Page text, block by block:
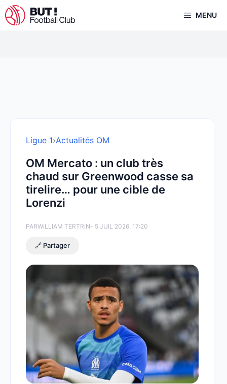
Aller
au
MENU
Ligue 1›Actualités OM
OM Mercato : un club très
chaud sur Greenwood casse sa
tirelire… pour une cible de
Lorenzi
PARWILLIAM TERTRIN- 5 JUIL 2026, 17:20
🔗 Partager